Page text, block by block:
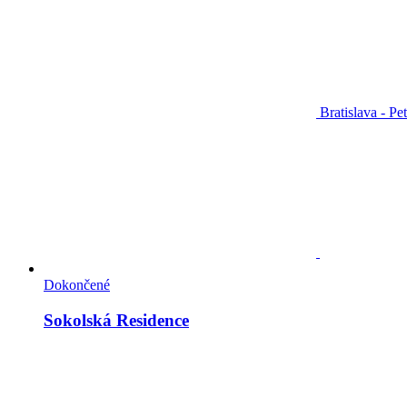
Bratislava -
Dokončené
Sokolská Residence